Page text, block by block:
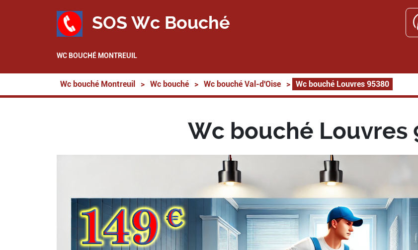
SOS Wc Bouché
WC BOUCHÉ MONTREUIL
Wc bouché Montreuil > Wc bouché > Wc bouché Val-d'Oise > Wc bouché Louvres 95380
Wc bouché Louvres